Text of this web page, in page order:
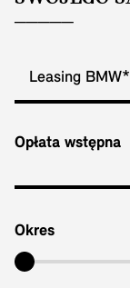
Leasing BMW*
Opłata wstępna
Okres